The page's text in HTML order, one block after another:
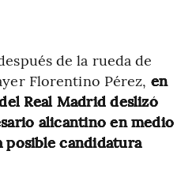
de la rueda de
Florentino Pérez, en
Real Madrid deslizó
alicantino en medio
posible candidatura